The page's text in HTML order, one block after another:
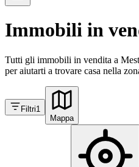
Immobili in
Tutti gli immobili in vendita a
per aiutarti a trovare casa nella
Filtri1
Mappa